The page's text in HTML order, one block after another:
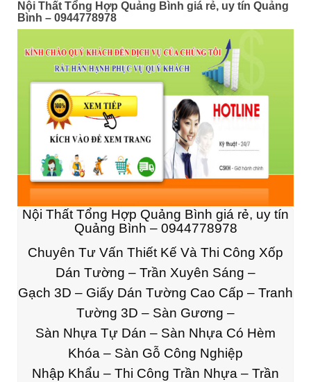
Nội Thất Tổng Hợp Quảng Bình giá rẻ, uy tín Quảng
Bình – 0944778978
Nội Thất Tổng Hợp Quảng Bình giá rẻ, uy tín
Quảng Bình – 0944778978
Chuyên Tư Vấn Thiết Kế Và Thi Công Xốp
Dán Tường – Trần Xuyên Sáng –
Gạch 3D – Giấy Dán Tường Cao Cấp – Tranh
Tường 3D – Sàn Gương –
Sàn Nhựa Tự Dán – Sàn Nhựa Có Hèm
Khóa – Sàn Gỗ Công Nghiệp
Nhập Khẩu – Thi Công Trần Nhựa – Trần